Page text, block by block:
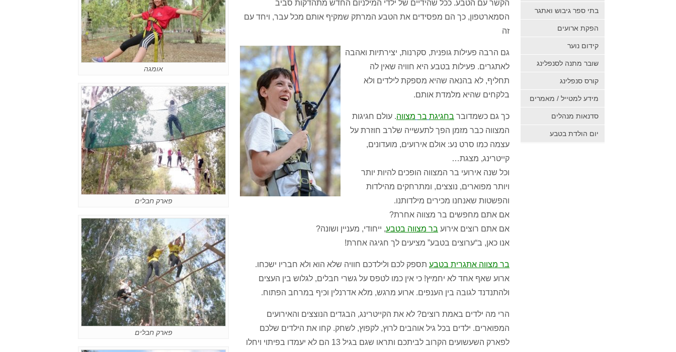
אומגה
פארק חבלים
פארק חבלים
הקשר עם הטבע.ככל שהידיים של ילדי המילניום החדש מתהדקות סביב
הסמארטפון,כך הם מפסידים את הטבע המרתק שמקיף אותם מכל עבר, ויחד עם
זה
גם הרבה פעילות גופנית, סקרנות, יצירתיות ואהבה
לאתגרים. פעילות בטבע היא חוויה שאין לה
תחליף,לא בהנאה שהיא מספקת לילדים ולא
בלקחים שהיא מלמדת אותם.
כך גם כשמדובר בחגיגת בר מצווה.עולם חגיגות
המצווה כבר מזמן הפך לתעשייה שלרב חוזרת על
עצמה כמו סרט נע:אולם אירועים, מועדונים,
קייטרינג, מצגת…
וכל שנה אירועי בר המצווה הופכים להיות יותר
ויותר מפוארים, נוצצים, ומתרחקים מהילדות
והפשטות שאנחנו מכירים מילדותנו.
אם אתם מחפשים בר מצווה אחרת?
אם אתם רוצים אירוע בר מצווה בטבע, ייחודי, מעניין ושונה?
אנו כאן, ב“ערוצים בטבע” מציעים לך חגיגה אחרת!
בר מצווה אתגרית בטבע תספק לכם ולילדכם חוויה שלא הוא ולא חבריו ישכחו.
ארוע שאף אחד לא יחמיץ!כי אין כמו לטפס על גשרי חבלים,לגלוש בין העצים
ולהתנדנד לגובה בין הענפים.ארוע מרגש, מלא אדרנלין וכיף במרחב הפתוח.
הרי מה ילדים באמת רוצים?לא את הקייטרינג, הבגדים הנוצצים והאירועים
המפוארים. ילדים בכל גיל אוהבים לרוץ,לקפוץ,לשחק.קחו את הילדים שלכם
לפארק השעשועים הקרוב לביתכם ותראו שגם בגיל13 הם לא יעמדו בפיתוי ויחלו
בתי ספר גיבוש ואתגר
הפקת ארועים
קידום נוער
שובר מתנה לסנפלינג
קורס סנפלינג
מידע למטייל / מאמרים
סדנאות מנהלים
יום הולדת בטבע